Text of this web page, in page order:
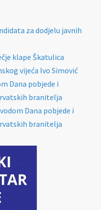
za dodjelu javnih
klape Škatulica
vijeća Ivo Simović
Dana pobjede i
branitelja
Dana pobjede i
branitelja